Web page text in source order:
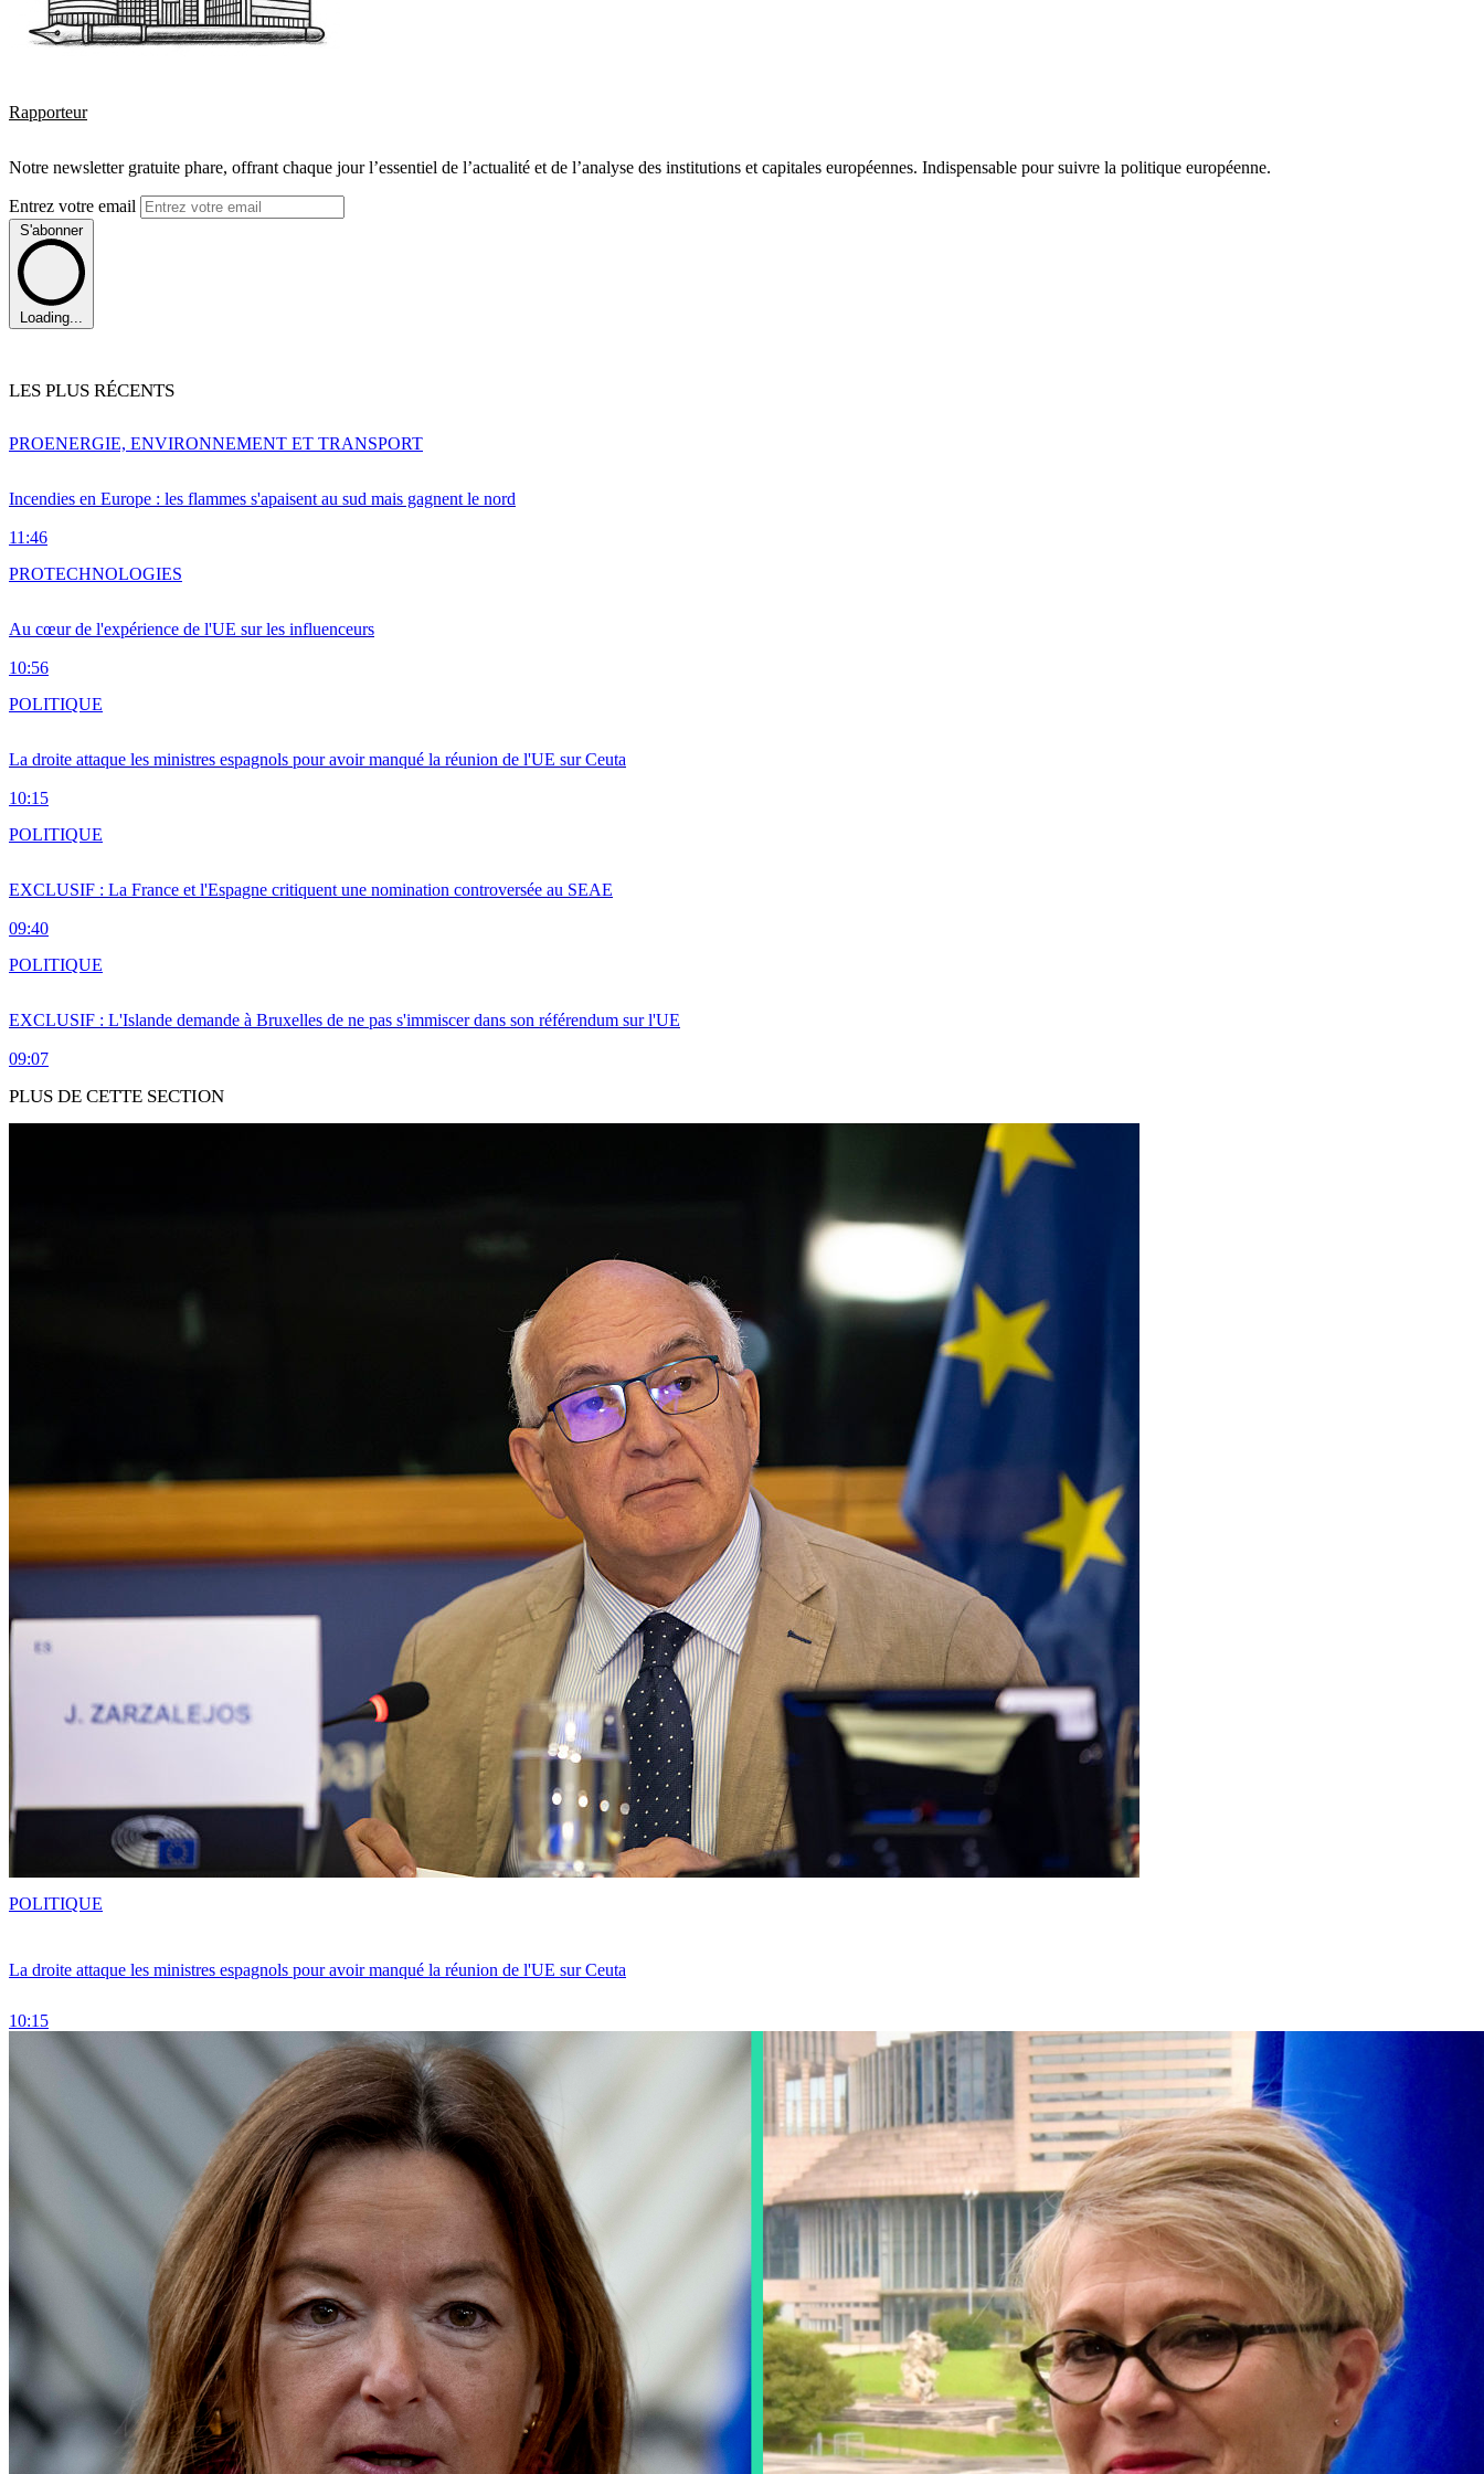
Rapporteur
Notre newsletter gratuite phare, offrant chaque jour l’essentiel de l’actualité et de l’analyse des institutions et capitales européennes. Indispensable pour suivre la politique européenne.
Entrez votre email
S'abonner
Loading...
LES PLUS RÉCENTS
Incendies en Europe : les flammes s'apaisent au sud mais gagnent le nord
11:46
PROENERGIE, ENVIRONNEMENT ET TRANSPORT
Au cœur de l'expérience de l'UE sur les influenceurs
10:56
PROTECHNOLOGIES
La droite attaque les ministres espagnols pour avoir manqué la réunion de l'UE sur Ceuta
10:15
POLITIQUE
EXCLUSIF : La France et l'Espagne critiquent une nomination controversée au SEAE
09:40
POLITIQUE
EXCLUSIF : L'Islande demande à Bruxelles de ne pas s'immiscer dans son référendum sur l'UE
09:07
POLITIQUE
PLUS DE CETTE SECTION
La droite attaque les ministres espagnols pour avoir manqué la réunion de l'UE sur Ceuta
10:15
POLITIQUE